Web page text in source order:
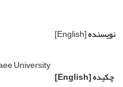
نویسنده[English]
U‌n‌i‌v‌e‌r‌s‌i‌t‌y
چکیده[English]